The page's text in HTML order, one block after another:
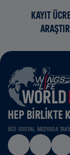
KAYIT
HEP BIRLIKTE
BIZI SOSYAL MEDYADA